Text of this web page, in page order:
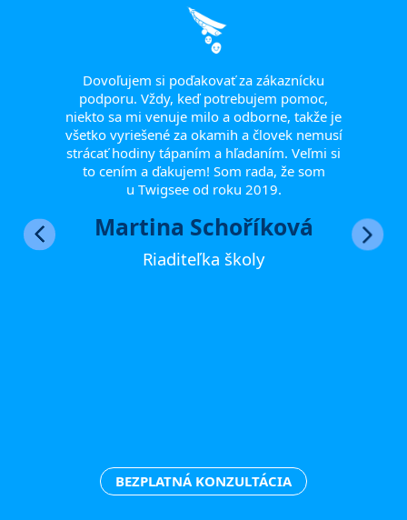
Dovoľujem si poďakovať za zákaznícku
podporu. Vždy, keď potrebujem pomoc,
niekto sa mi venuje milo a odborne, takže je
všetko vyriešené za okamih a človek nemusí
strácať hodiny tápaním a hľadaním. Veľmi si
to cením a ďakujem! Som rada, že som
u Twigsee od roku 2019.
Martina Schoříková
Riaditeľka školy
BEZPLATNÁ KONZULTÁCIA